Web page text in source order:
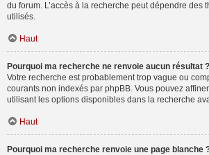
du forum. L’accès à la recherche peut dépendre des
utilisés.
Haut
Pourquoi ma recherche ne renvoie aucun résultat ?
Votre recherche est probablement trop vague ou
courants non indexés par phpBB. Vous pouvez
utilisant les options disponibles dans la recherche
Haut
Pourquoi ma recherche renvoie une page blanche